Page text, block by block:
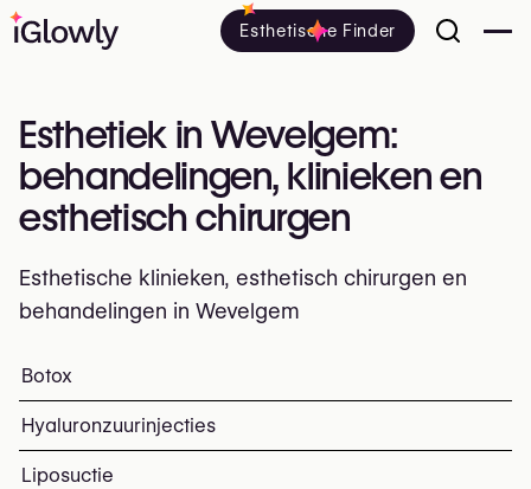
Esthetische Finder
Esthetiek in Wevelgem:
behandelingen, klinieken en
esthetisch chirurgen
Esthetische klinieken, esthetisch chirurgen en
behandelingen in Wevelgem
Alles over esthetiek in Wevelgem: klinieken, esthetisch
Top ingrepen en
Botox
Hyaluronzuurinjecties
Liposuctie